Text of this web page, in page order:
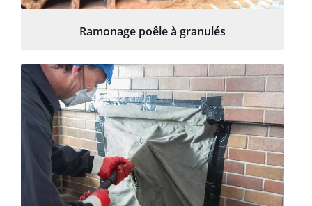
Ramonage poêle à granulés